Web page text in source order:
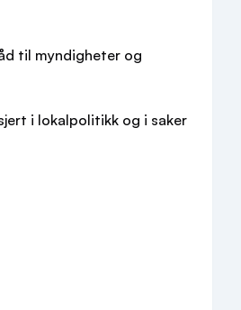
til myndigheter og
i lokalpolitikk og i saker